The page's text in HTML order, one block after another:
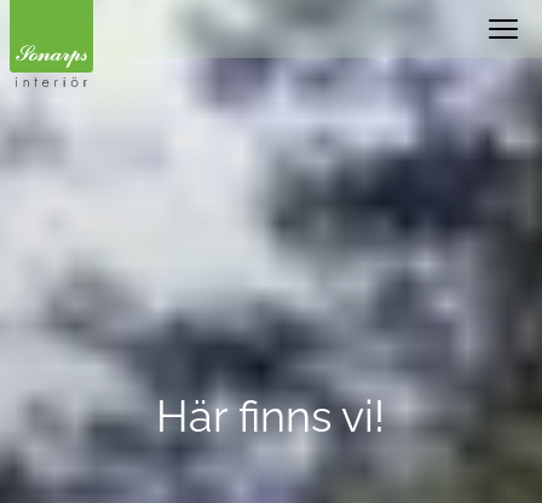
Här finns vi!